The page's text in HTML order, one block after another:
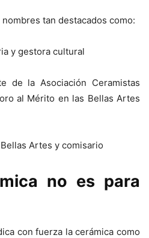
tan destacados como:
y gestora cultural
de la Asociación Ceramistas
al Mérito en las Bellas Artes
Artes y comisario
no es para
con fuerza la cerámica como